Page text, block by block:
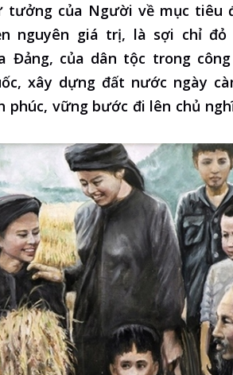
của Người về mục tiêu
nguyên giá trị, là sợi chỉ đỏ
Đảng, của dân tộc trong
xây dựng đất nước ngày
phúc, vững bước đi lên chủ